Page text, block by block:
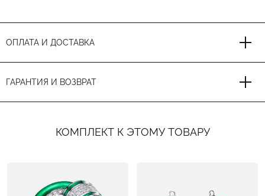
ОПЛАТА И ДОСТАВКА
ГАРАНТИЯ И ВОЗВРАТ
КОМПЛЕКТ К ЭТОМУ ТОВАРУ